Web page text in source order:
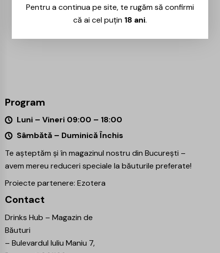
se caută un gust mai rotund
mesele sunt simple sau inexistente
Program
Luni – Vineri 09:00 – 18:00
Sâmbătă – Duminică Închis
Te așteptăm și în magazinul nostru din București –
avem mereu reduceri speciale la băuturile preferate!
Proiecte partenere: Ezotera
Contact
Drinks Hub – Magazin de
Băuturi
– Bulevardul Iuliu Maniu 7,
Pentru a continua pe site, te rugăm să confirmi
că ai cel puțin 18 ani.